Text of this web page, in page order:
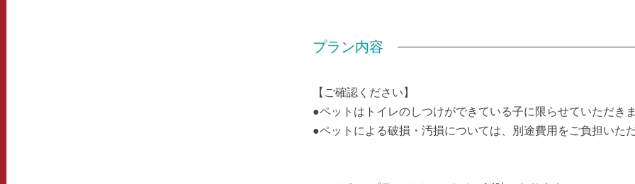
プラン内容
【ご確認ください】
●ペットはトイレのしつけができている子に限らせていただき
●ペットによる破損・汚損については、別途費用をご負担いた